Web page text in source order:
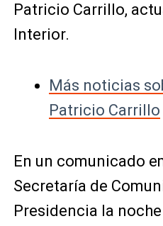
Patricio Carrillo,
Interior.
Más noticias
Patricio Carrillo
En un comunicado
Secretaría de
Presidencia la